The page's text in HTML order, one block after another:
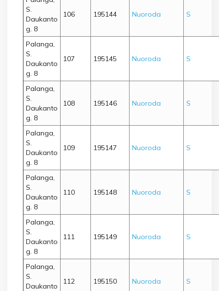
S.
Daukanto
g. 8
106 195144 Nuoroda S
Palanga,
S.
Daukanto
g. 8
107 195145 Nuoroda S
Palanga,
S.
Daukanto
g. 8
108 195146 Nuoroda S
Palanga,
S.
Daukanto
g. 8
109 195147 Nuoroda S
Palanga,
S.
Daukanto
g. 8
110 195148 Nuoroda S
Palanga,
S.
Daukanto
g. 8
111 195149 Nuoroda S
Palanga,
S.
Daukanto
112 195150 Nuoroda S